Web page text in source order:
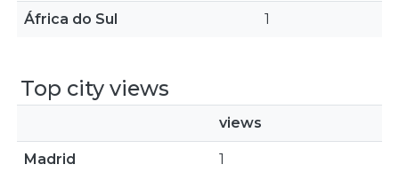
África do Sul 1
Top city views
views
Madrid 1